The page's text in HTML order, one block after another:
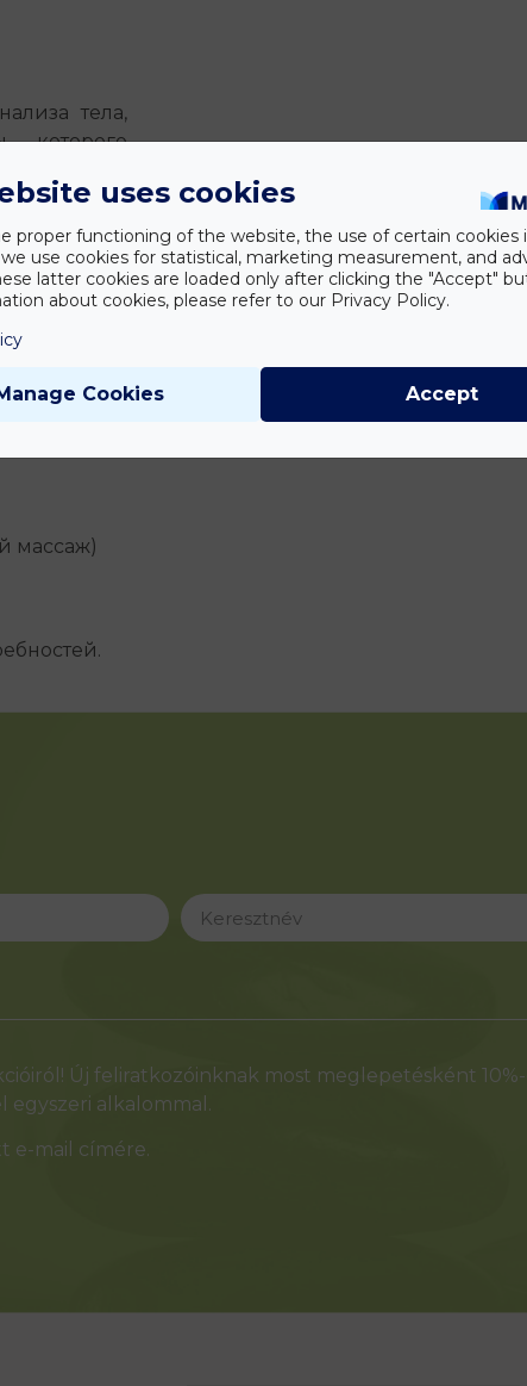
тела,
которого
на
или
позволяют
побочных
массаж)
Új feliratkozóinknak most meglepetésként
egyszeri alkalommal.
e-mail címére.
uses cookies
proper functioning of the website, the use of certain cookies
use cookies for statistical, marketing measurement, and
latter cookies are loaded only after clicking the "Accept"
about cookies, please refer to our Privacy Policy.
Cookies Accept